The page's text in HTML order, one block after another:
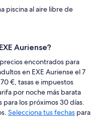
piscina al aire libre de
Auriense?
encontrados para
en EXE Auriense el 7
€, tasas e impuestos
por noche más barata
para los próximos 30 días.
Selecciona tus fechas para